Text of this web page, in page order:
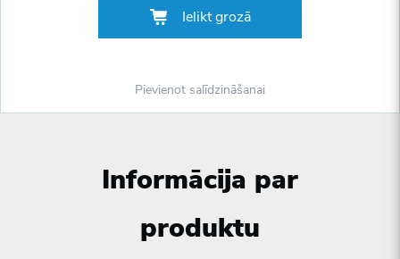
Ielikt grozā
Pievienot salīdzināšanai
Informācija par
produktu